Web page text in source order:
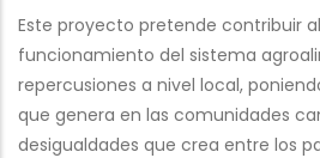
Este proyecto pretende contribuir
funcionamiento del sistema
repercusiones a nivel local,
que genera en las comunidades
desigualdades que crea entre los